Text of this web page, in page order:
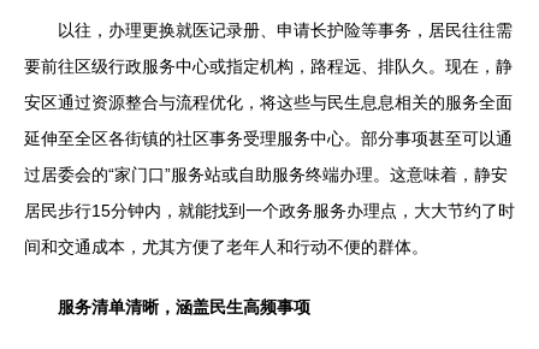
以往，办理更换就医记录册、申请长护险等事务，居民往往需
要前往区级行政服务中心或指定机构，路程远、排队久。现在，静
安区通过资源整合与流程优化，将这些与民生息息相关的服务全面
延伸至全区各街镇的社区事务受理服务中心。部分事项甚至可以通
过居委会的“家门口”服务站或自助服务终端办理。这意味着，静安
居民步行15分钟内，就能找到一个政务服务办理点，大大节约了时
间和交通成本，尤其方便了老年人和行动不便的群体。
服务清单清晰，涵盖民生高频事项